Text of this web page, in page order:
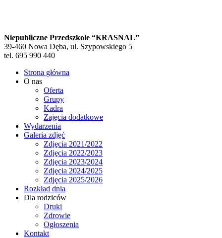
Niepubliczne Przedszkole “KRASNAL”
39-460 Nowa Dęba, ul. Szypowskiego 5
tel. 695 990 440
Strona główna
O nas
Oferta
Grupy
Kadra
Zajęcia dodatkowe
Wydarzenia
Galeria zdjęć
Zdjęcia 2021/2022
Zdjęcia 2022/2023
Zdjęcia 2023/2024
Zdjęcia 2024/2025
Zdjęcia 2025/2026
Rozkład dnia
Dla rodziców
Druki
Zdrowie
Ogłoszenia
Kontakt